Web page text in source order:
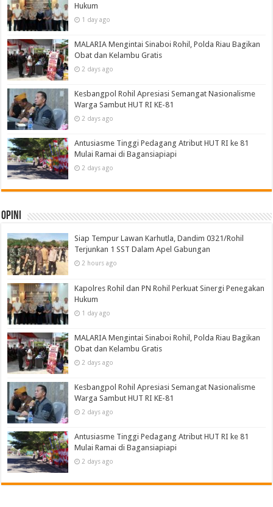
Hukum
1 day ago
MALARIA Mengintai Sinaboi Rohil, Polda Riau Bagikan
Obat dan Kelambu Gratis
2 days ago
Kesbangpol Rohil Apresiasi Semangat Nasionalisme
Warga Sambut HUT RI KE-81
2 days ago
Antusiasme Tinggi Pedagang Atribut HUT RI ke 81
Mulai Ramai di Bagansiapiapi
2 days ago
Opini
Siap Tempur Lawan Karhutla, Dandim 0321/Rohil
Terjunkan 1 SST Dalam Apel Gabungan
2 hours ago
Kapolres Rohil dan PN Rohil Perkuat Sinergi Penegakan
Hukum
1 day ago
MALARIA Mengintai Sinaboi Rohil, Polda Riau Bagikan
Obat dan Kelambu Gratis
2 days ago
Kesbangpol Rohil Apresiasi Semangat Nasionalisme
Warga Sambut HUT RI KE-81
2 days ago
Antusiasme Tinggi Pedagang Atribut HUT RI ke 81
Mulai Ramai di Bagansiapiapi
2 days ago